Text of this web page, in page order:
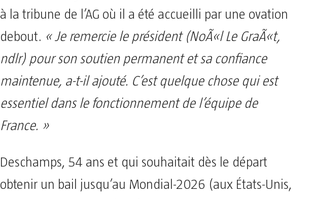
à la tribune de l’AG où il a été accueilli par une ovation
debout. « Je remercie le président (NoÃ«l Le GraÃ«t,
ndlr) pour son soutien permanent et sa confiance
maintenue, a-t-il ajouté. C’est quelque chose qui est
essentiel dans le fonctionnement de l’équipe de
France. »
Deschamps, 54 ans et qui souhaitait dès le départ
obtenir un bail jusqu’au Mondial-2026 (aux États-Unis,